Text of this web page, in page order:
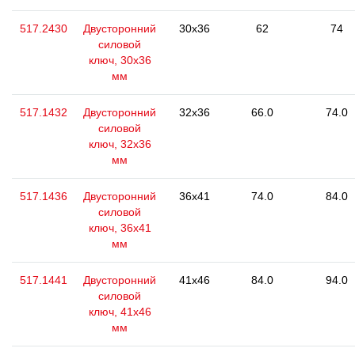
517.2430
Двусторонний
силовой
ключ, 30x36
мм
30x36 62 74
517.1432
Двусторонний
силовой
ключ, 32x36
мм
32x36 66.0 74.0
517.1436
Двусторонний
силовой
ключ, 36х41
мм
36x41 74.0 84.0
517.1441
Двусторонний
силовой
ключ, 41x46
мм
41x46 84.0 94.0